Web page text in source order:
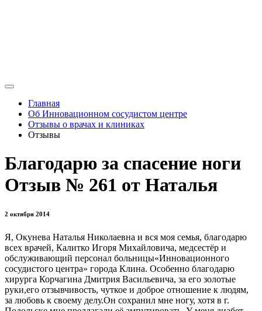
Главная
Об Инновационном сосудистом центре
Отзывы о врачах и клиниках
Отзывы
Благодарю за спасение ноги
Отзыв № 261 от Наталья
2 октября 2014
Я, Окунева Наталья Николаевна и вся моя семья, благодарю
всех врачей, Калитко Игоря Михайловича, медсестёр и
обслуживающий персонал больницы«Инновационного
сосудистого центра» города Клина. Особенно благодарю
хирурга Корчагина Дмитрия Васильевича, за его золотые
руки,его отзывчивость, чуткое и доброе отношение к людям,
за любовь к своему делу.Он сохранил мне ногу, хотя в г.